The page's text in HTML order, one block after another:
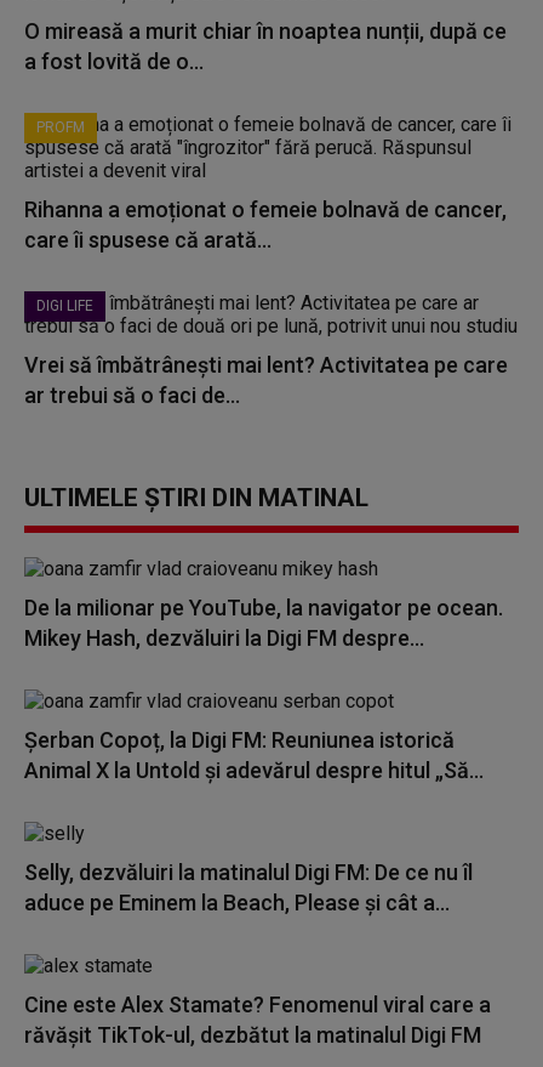
O mireasă a murit chiar în noaptea nunții, după ce
a fost lovită de o...
PROFM
Rihanna a emoționat o femeie bolnavă de cancer,
care îi spusese că arată...
DIGI LIFE
Vrei să îmbătrânești mai lent? Activitatea pe care
ar trebui să o faci de...
ULTIMELE ȘTIRI DIN MATINAL
De la milionar pe YouTube, la navigator pe ocean.
Mikey Hash, dezvăluiri la Digi FM despre...
Șerban Copoț, la Digi FM: Reuniunea istorică
Animal X la Untold și adevărul despre hitul „Să...
Selly, dezvăluiri la matinalul Digi FM: De ce nu îl
aduce pe Eminem la Beach, Please și cât a...
Cine este Alex Stamate? Fenomenul viral care a
răvășit TikTok-ul, dezbătut la matinalul Digi FM